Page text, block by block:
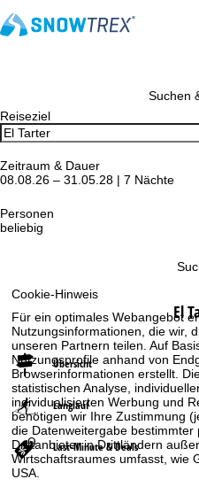
Cookie-Hinweis
Für ein optimales Webangebot
Nutzungsinformationen, die wir,
unseren Partnern teilen. Auf
Nutzungsprofile anhand von
Browserinformationen erstellt.
statistischen Analyse,
individualisierten Werbung und
benötigen wir Ihre Zustimmung
die Datenweitergabe
Drittanbieter in Drittländern
Wirtschaftsraumes umfasst, wie
USA.
Suchen
Reiseziel
Zeitraum & Dauer
08.08.26 – 31.05.28 | 7 Nächte
Personen
beliebig
El
Übersicht
Langlauf
Last-Minute & Deals